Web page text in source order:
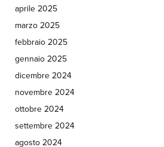
aprile 2025
marzo 2025
febbraio 2025
gennaio 2025
dicembre 2024
novembre 2024
ottobre 2024
settembre 2024
agosto 2024